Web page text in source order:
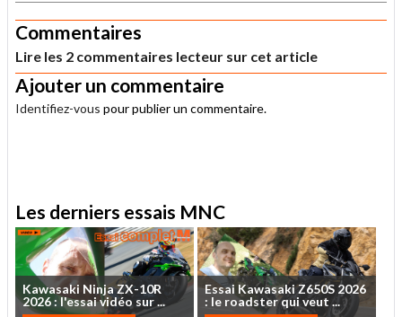
Commentaires
Lire les 2 commentaires lecteur sur cet article
Ajouter un commentaire
Identifiez-vous pour publier un commentaire.
Les derniers essais MNC
Kawasaki NinjaZX-10R
2026: l'essaividéo sur...
Essai Kawasaki Z650S 2026
: le roadsterquiveut ...